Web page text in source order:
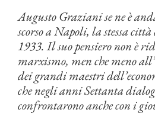
Augusto Graziani se ne è
scorso a Napoli, la stessa
1933. Il suo pensiero non è
marxismo, men che meno
dei grandi maestri
che negli anni Settanta
confrontarono anche con i